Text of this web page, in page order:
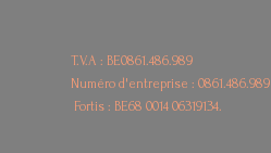
T.V.A : BE0861.486.989
Numéro d'entreprise : 0861.486.989
Fortis : BE680014 06319134.